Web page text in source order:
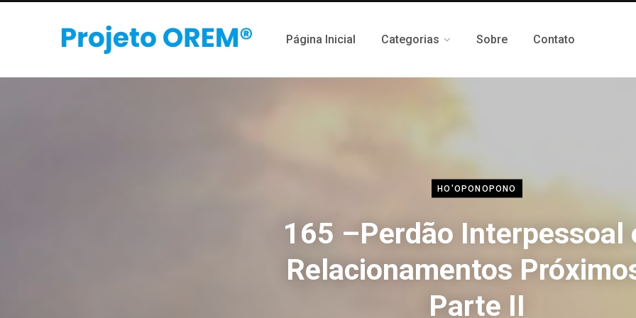
Página Inicial Categorias Sobre Contato
HO'OPONOPONO
165 –Perdão Interpessoal
Relacionamentos
Parte II